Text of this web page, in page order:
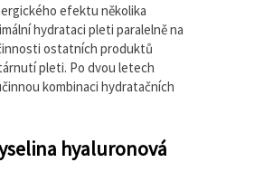
efektu několika
hydrataci pleti paralelně na
ostatních produktů
pleti. Po dvou letech
kombinaci hydratačních
hyaluronová